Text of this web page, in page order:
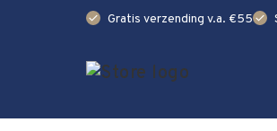
check Gratis verzending v.a. €55check